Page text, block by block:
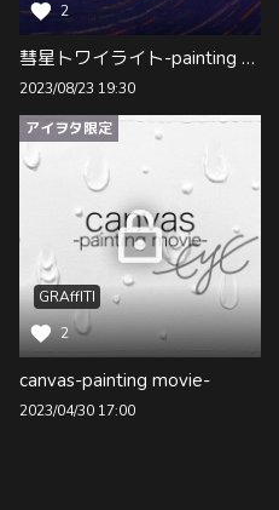
2
彗星トワイライト-painting movie-
2023/08/23 19:30
アイヲタ限定
GRAffITI
2
canvas-painting movie-
2023/04/30 17:00